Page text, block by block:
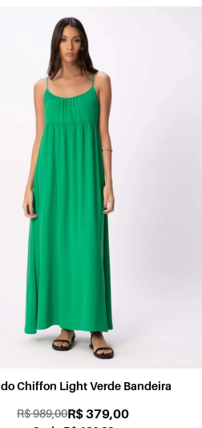
Touch Decote Bata Verde Bandeira
R$ 959,00R$ 379,00